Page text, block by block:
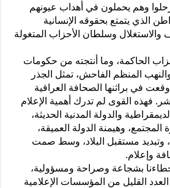
وهم يحملون في أهداب عيونهم
الذي يتمتع بحقوقه الإنسانية
والاستغلال وسلطان الأحزاب المتغولة
الحاكمة، وما أنتجته من حكومات
المنظم الفاحش، تمثل الجذر
في براثنها الصحافة العراقية
فهذه القوى لم تدرك أهمية الإعلام
والدولة المدنية الحديثة،
وهيمنة الدولة العميقة،
مستقبل البلاد، وسط صمت
وإعلام.
أخطاءنا بشجاعة وصراحة ومسؤولية،
القليل من المؤسسات الإعلامية